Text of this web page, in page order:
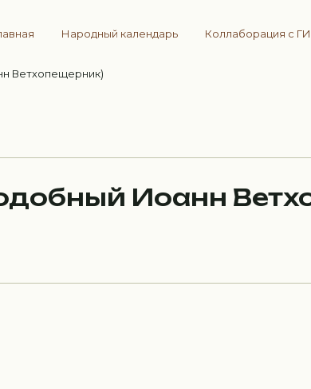
Народный календарь Коллаборация с
Ветхопещерник)
Иоанн